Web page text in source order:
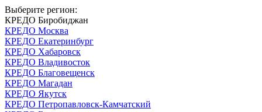
Выберите регион:
КРЕДО Биробиджан
КРЕДО Москва
КРЕДО Екатеринбург
КРЕДО Хабаровск
КРЕДО Владивосток
КРЕДО Благовещенск
КРЕДО Магадан
КРЕДО Якутск
КРЕДО Петропавловск-Камчатский